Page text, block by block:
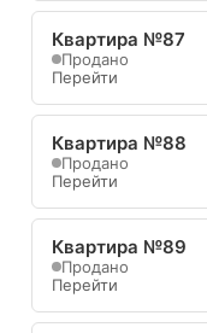
Квартира №87
Продано
Перейти
Квартира №88
Продано
Перейти
Квартира №89
Продано
Перейти